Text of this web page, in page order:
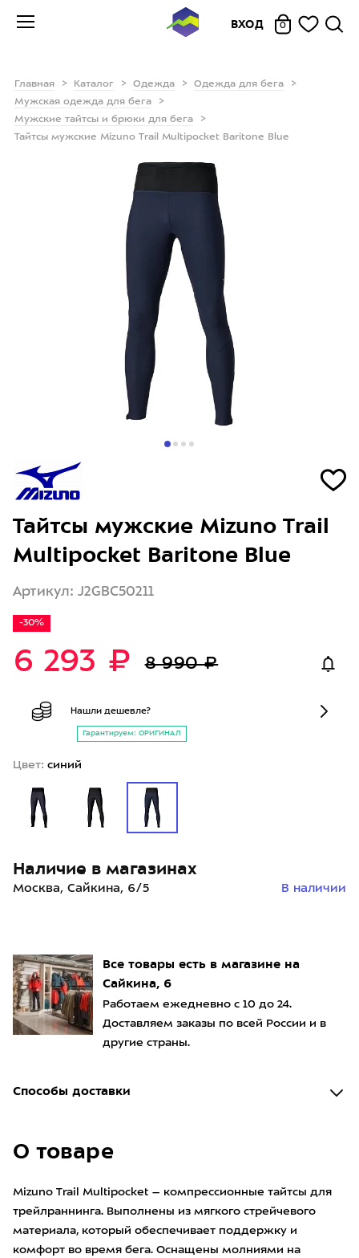
ВХОД 0
Главная Каталог Одежда
Одежда для бега
Мужская одежда для бега
Мужские тайтсы и брюки для бега
Тайтсы мужские Mizuno Trail Multipocket Baritone Blue
Все товары есть в магазине на
Сайкина, 6
Работаем ежедневно с 10 до 24.
Доставляем заказы по всей России и в
другие страны.
Способы доставки
О товаре
Mizuno Trail Multipocket – компрессионные тайтсы для
трейлраннинга. Выполнены из мягкого стрейчевого
материала, который обеспечивает поддержку и
комфорт во время бега. Оснащены молниями на
Тайтсы мужские Mizuno Trail
Multipocket Baritone Blue
Артикул: J2GBC50211
-30%
6 293 ₽ 8 990 ₽
Нашли дешевле?
Гарантируем: ОРИГИНАЛ
Цвет: синий
Наличие в магазинах
Москва, Сайкина, 6/5 В наличии